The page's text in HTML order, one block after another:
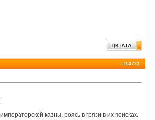
#14733
казны, роясь в грязи в их поисках.